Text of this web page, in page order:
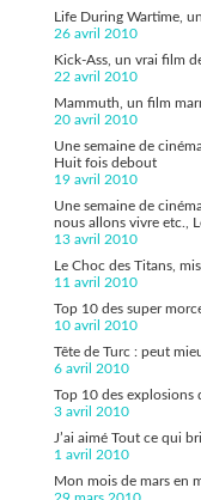
Life During Wartime,
26 avril 2010
Kick-Ass, un vrai film
22 avril 2010
Mammuth, un film
20 avril 2010
Une semaine de
Huit fois debout
19 avril 2010
Une semaine de
nous allons vivre etc.,
13 avril 2010
Le Choc des Titans,
11 avril 2010
Top 10 des super
10 avril 2010
Tête de Turc : peut
6 avril 2010
Top 10 des explosions
3 avril 2010
J’ai aimé Tout ce qui
1 avril 2010
Mon mois de mars en